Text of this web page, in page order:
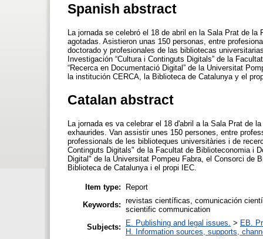
Spanish abstract
La jornada se celebró el 18 de abril en la Sala Prat de
agotadas. Asistieron unas 150 personas, entre
doctorado y profesionales de las bibliotecas
Investigación “Cultura i Continguts Digitals” de la
“Recerca en Documentació Digital” de la Universitat
la institución CERCA, la Biblioteca de Catalunya y el
Catalan abstract
La jornada es va celebrar el 18 d'abril a la Sala Prat de
exhaurides. Van assistir unes 150 persones, entre
professionals de les biblioteques universitàries i de
Continguts Digitals" de la Facultat de Biblioteconomia i
Digital" de la Universitat Pompeu Fabra, el Consorci de
Biblioteca de Catalunya i el propi IEC.
Item type:
Report
Keywords: revistas científicas, comunicación
scientific communication
Subjects:
E. Publishing and legal issues. > EB.
H. Information sources, supports,